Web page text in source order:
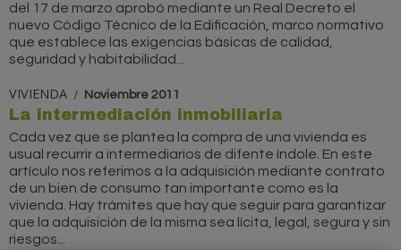
del 17 de marzo aprobó mediante un Real Decreto el
nuevo Código Técnico de la Edificación, marco normativo
que establece las exigencias básicas de calidad,
seguridad y habitabilidad...
VIVIENDA Noviembre 2011
La intermediación inmobiliaria
Cada vez que se plantea la compra de una vivienda es
usual recurrir a intermediarios de difente índole. En este
artículo nos referimos a la adquisición mediante contrato
de un bien de consumo tan importante como es la
vivienda. Hay trámites que hay que seguir para garantizar
que la adquisición de la misma sea lícita, legal, segura y sin
riesgos...